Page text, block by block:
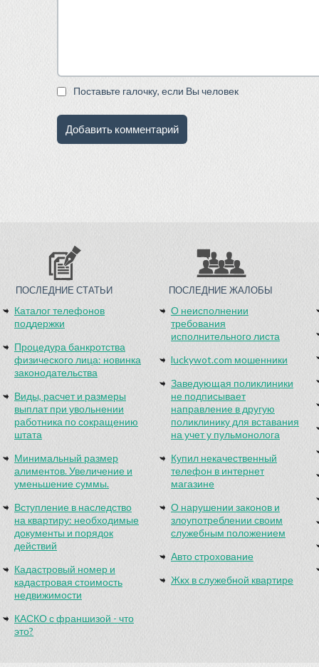
Поставьте галочку, если Вы человек
ПОСЛЕДНИЕ СТАТЬИ
Каталог телефонов
поддержки
Процедура банкротства
физического лица: новинка
законодательства
Виды, расчет и размеры
выплат при увольнении
работника по сокращению
штата
Минимальный размер
алиментов. Увеличение и
уменьшение суммы.
Вступление в наследство
на квартиру: необходимые
документы и порядок
действий
Кадастровый номер и
кадастровая стоимость
недвижимости
КАСКО с франшизой - что
это?
ПОСЛЕДНИЕ ЖАЛОБЫ
О неисполнении
требования
исполнительного листа
luckywot.com мошенники
Заведующая поликлиники
не подписывает
направление в другую
поликлинику для вставания
на учет у пульмонолога
Купил некачественный
телефон в интернет
магазине
О нарушении законов и
злоупотреблении своим
служебным положением
Авто строхование
Жкх в служебной квартире